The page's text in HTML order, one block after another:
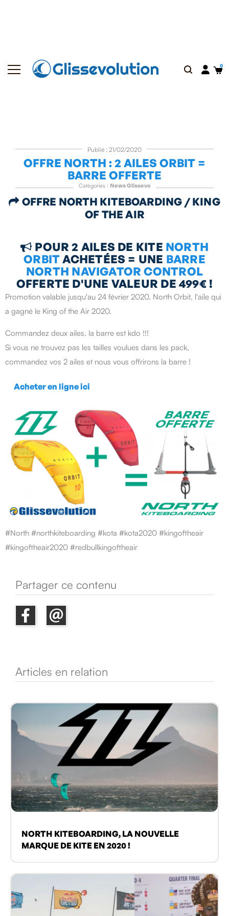
Publié : 21/02/2020
OFFRE NORTH : 2 AILES ORBIT =
BARRE OFFERTE
Catégories : News Glissevo
 OFFRE NORTH KITEBOARDING / KING
OF THE AIR
 POUR 2 AILES DE KITE NORTH
ORBITACHETÉES = UNE BARRE
NORTH NAVIGATOR CONTROL
OFFERTE D'UNE VALEUR DE 499€ !
Promotion valable jusqu'au 24 février 2020. North Orbit, l'aile qui
a gagné le King of the Air 2020.
Commandez deux ailes, la barre est kdo !!!
Si vous ne trouvez pas les tailles voulues dans les pack,
commandez vos 2 ailes et nous vous offrirons la barre !
Acheter en ligne ici
#North #northkiteboarding #kota #kota2020 #kingoftheair
#kingoftheair2020 #redbullkingoftheair
Partager ce contenu
Articles en relation
NORTH KITEBOARDING, LA NOUVELLE
MARQUE DE KITE EN 2020 !